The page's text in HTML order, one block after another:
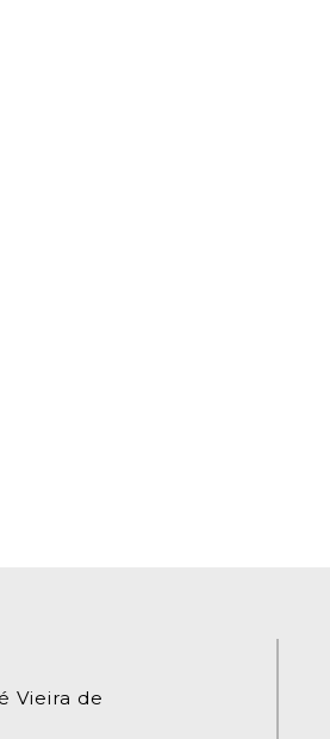
Vieira de